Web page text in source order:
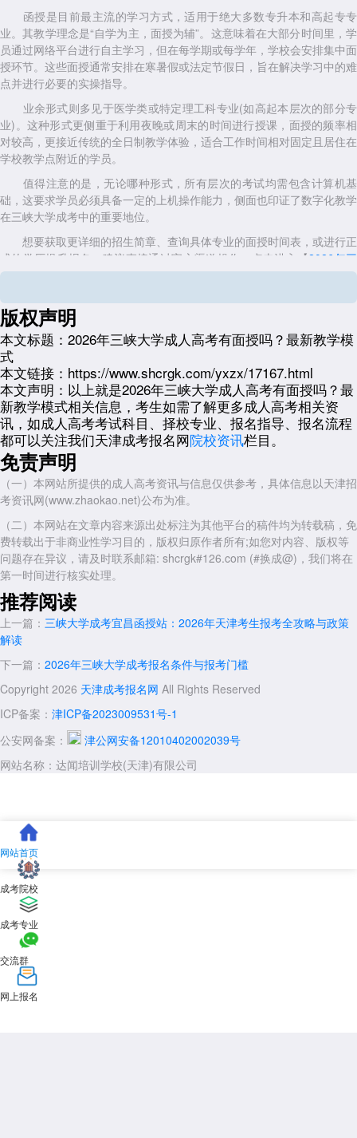
函授是目前最主流的学习方式，适用于绝大多数专升本和高起专专
业。其教学理念是“自学为主，面授为辅”。这意味着在大部分时间里，学
员通过网络平台进行自主学习，但在每学期或每学年，学校会安排集中面
授环节。这些面授通常安排在寒暑假或法定节假日，旨在解决学习中的难
点并进行必要的实操指导。
业余形式则多见于医学类或特定理工科专业(如高起本层次的部分专
业)。这种形式更侧重于利用夜晚或周末的时间进行授课，面授的频率相
对较高，更接近传统的全日制教学体验，适合工作时间相对固定且居住在
学校教学点附近的学员。
值得注意的是，无论哪种形式，所有层次的考试均需包含计算机基
础，这要求学员必须具备一定的上机操作能力，侧面也印证了数字化教学
在三峡大学成考中的重要地位。
想要获取更详细的招生简章、查询具体专业的面授时间表，或进行正
式的学历提升报名，建议直接通过官方渠道操作。点击进入【2026年三
峡大学成人高考报名入口】，我们将为你提供最新的政策资讯与报考指
2026年政策风向与报考指南
展望2026年，成人高考的政策环境正在发生深刻变化。天津成考网
分析认为，未来的成考将更加注重“严进严出”与“教学质量”。
在报考门槛上，虽然总分600分的考试机制(高起本、专升本)暂时保
持稳定，但录取线可能会根据报考人数的增加而微调。特别是对于报考专
升本的考生，政治、英语以及高等数学(或大学语文)等基础科目的权重将
进一步加大。
在专业选择上，三峡大学的水利水电工程、土木工程、电气工程及其
自动化等工科专业依然是热门，同时护理学、药学等医学类专业对前置学
历和执业资格的审核将更加严格。考生在选择专业时，务必确认自己是否
符合报考条件，例如医学类专业通常要求考生已取得相应的卫生类职业资
格。
关于天津达闻培训——天津成人学历提升正规品牌
在复杂的成考政策面前，选择一个靠谱的助学机构至关重要。天津达
闻教育信息咨询有限公司成立于2013年，是经天津市主管部门备案的正
规成人教育教学点。公司自创立以来，严格执行党和国家的教育方针，依
法经营，与天津多所高校建立校外教学点合作关系，累计服务数千名在职
人员及在校专科生完成学历提升。
公司现设南开、西青两个标准化校区，配备多媒体空调教室，办学环
境一流。业务覆盖成人高考、自学考试、国家开放大学、英语等级考试及
各类职业技能培训，专业门类涵盖师范、经管、理工、农学、医药等学
科。
天津达闻培训坚持“线上+面授”融合教学模式，并配备一对一教务老
师全程服务，有效解决在职学员的工学矛盾。公司以“学员自我实现”为核
心价值，以“教学质量过硬、管理服务到位”为具体要求，致力于打造天津
式需依据专业而定。建议考生在备考时，不仅要关注书本知识，更要重视
计算机基础能力的提升，紧跟2026年的政策导向，科学规划，早日圆梦
本科。
展开全文
版权声明
本文标题： 2026年三峡大学成人高考有面授吗？最新教学模
式
本文链接： https://www.shcrgk.com/yxzx/17167.html
本文声明： 以上就是2026年三峡大学成人高考有面授吗？最
新教学模式相关信息，考生如需了解更多成人高考相关资
讯，如成人高考考试科目、择校专业、报名指导、报名流程
都可以关注我们天津成考报名网院校资讯栏目。
免责声明
（一）本网站所提供的成人高考资讯与信息仅供参考，具体信息以天津招
考资讯网(www.zhaokao.net)公布为准。
（二）本网站在文章内容来源出处标注为其他平台的稿件均为转载稿，免
费转载出于非商业性学习目的，版权归原作者所有;如您对内容、版权等
问题存在异议，请及时联系邮箱: shcrgk#126.com (#换成@)，我们将在
第一时间进行核实处理。
推荐阅读
上一篇： 三峡大学成考宜昌函授站：2026年天津考生报考全攻略与政策
解读
下一篇： 2026年三峡大学成考报名条件与报考门槛
Copyright 2026 天津成考报名网 All Rights Reserved
ICP备案： 津ICP备2023009531号-1
公安网备案：
津公网安备12010402002039号
网站名称：达闻培训学校(天津)有限公司
网站首页
成考院校
成考专业
交流群
网上报名